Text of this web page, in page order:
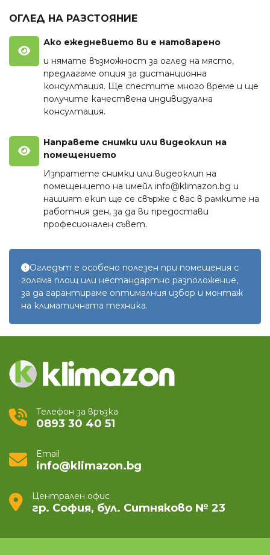
ОГЛЕД НА РАЗСТОЯНИЕ
Ако ежедневието ви е натоварено
и нямате възможност за оглед на място,
предлагаме опция за дистанционна
консултация. Ще спестите много време и ще
получите качествена индивидуална
консултация.
Направете снимки или видеоклип на
помещението
Изпратете снимки или видеоклип на
помещението на имейл info@klimazon.bg и
нашият екип ще се свърже с вас в рамките на
работния ден, за да ви предостави
професионален съвет.
Огледът е особено полезен при помещения с
голяма площ или нестандартно разположение,
за да гарантираме оптималния избор и монтаж
на климатичната техника.
Телефон за връзка
0893 30 40 51
Email
info@klimazon.bg
Централен офис
гр. София, бул. Ситняково № 23